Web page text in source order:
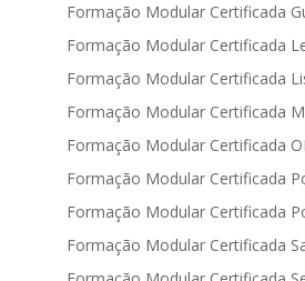
Formação Modular Certificada
Formação Modular Certificada
Formação Modular Certificada
Formação Modular Certificada
Formação Modular Certificada
Formação Modular Certificada
Formação Modular Certificada
Formação Modular Certificada